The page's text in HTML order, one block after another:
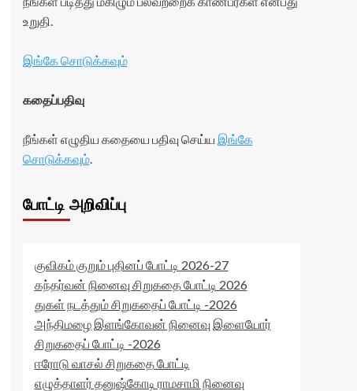
உறுதி.
இங்கே சொடுக்கவும்
கதைப்பதிவு
நீங்கள் எழுதிய கதையை பதிவு செய்ய இங்கே
சொடுக்கவும்.
போட்டி அறிவிப்பு
குவிகம் குறும் புதினப் போட்டி 2026-27
கந்தர்வன் நினைவு சிறுகதை போட்டி 2026
துகள் நடத்தும் சிறுகதைப் போட்டி -2026
அந்திமழை இளங்கோவன் நினைவு இளையோர்
சிறுகதைப் போட்டி -2026
ஈரோடு வாசல் சிறுகதை போட்டி
எழுத்தாளர் தனுஷ்கோடி ராமசாமி நினைவு